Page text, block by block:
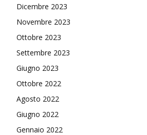
Dicembre 2023
Novembre 2023
Ottobre 2023
Settembre 2023
Giugno 2023
Ottobre 2022
Agosto 2022
Giugno 2022
Gennaio 2022